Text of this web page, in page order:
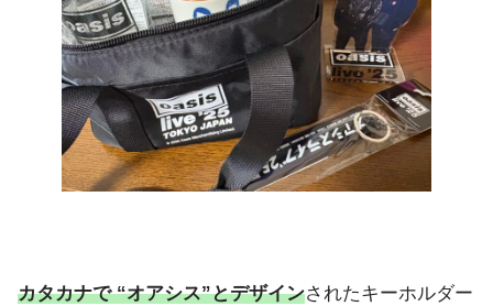
カタカナで “オアシス”とデザインされたキーホルダー